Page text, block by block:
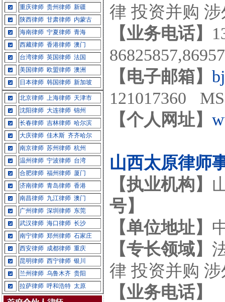
重庆律师 贵州律师 新疆
陕西律师 甘肃律师 内蒙古
海南律师 宁夏律师 青海
西藏律师 香港律师 澳门
台湾律师 英国律师 法国
美国律师 欧盟律师 澳洲
日本律师 韩国律师 新加坡
北京律师 上海律师 天津市
沈阳律师 大连律师 锦州
长春律师 吉林律师 哈尔滨
大庆律师 佳木斯 齐齐哈尔
南京律师 苏州律师 杭州
温州律师 宁波律师 台湾
合肥律师 福州律师 厦门
济南律师 青岛律师 香港
南昌律师 九江律师 澳门
广州律师 深圳律师 东莞
武汉律师 海口律师 长沙
南宁律师 郑州律师 石家庄
西安律师 成都律师 重庆
昆明律师 西宁律师 银川
兰州律师 乌鲁木齐 贵阳
拉萨律师 呼和浩特 太原
律 投资并购
【业务电话】
【电子邮箱】
121017360
【个人网址】
山西太原律师
【执业机构】
号】
【单位地址】
【专长领域】
律 投资并购
【业务电话】